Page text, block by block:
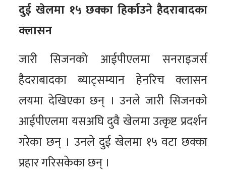
दुई खेलमा १५ छक्का हिर्काउने हैदराबादका
क्लासन
जारी सिजनको आईपीएलमा सनराइजर्स
हैदराबादका ब्याट्सम्यान हेनरिच क्लासन
लयमा देखिएका छन् । उनले जारी सिजनको
आईपीएलमा यसअघि दुवै खेलमा उत्कृष्ट प्रदर्शन
गरेका छन् । उनले दुई खेलमा १५ वटा छक्का
प्रहार गरिसकेका छन् ।